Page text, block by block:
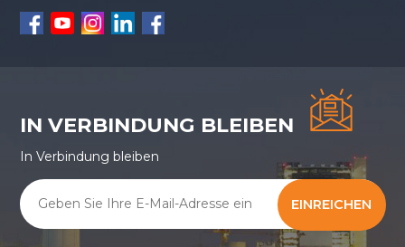
IN VERBINDUNG BLEIBEN
In Verbindung bleiben
EINREICHEN